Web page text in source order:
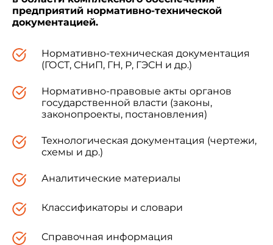
предприятий нормативно-технической
документацией.
Нормативно-техническая документация
(ГОСТ, СНиП, ГН, Р, ГЭСН и др.)
Нормативно-правовые акты органов
государственной власти (законы,
законопроекты, постановления)
Технологическая документация (чертежи,
схемы и др.)
Аналитические материалы
Классификаторы и словари
Справочная информация